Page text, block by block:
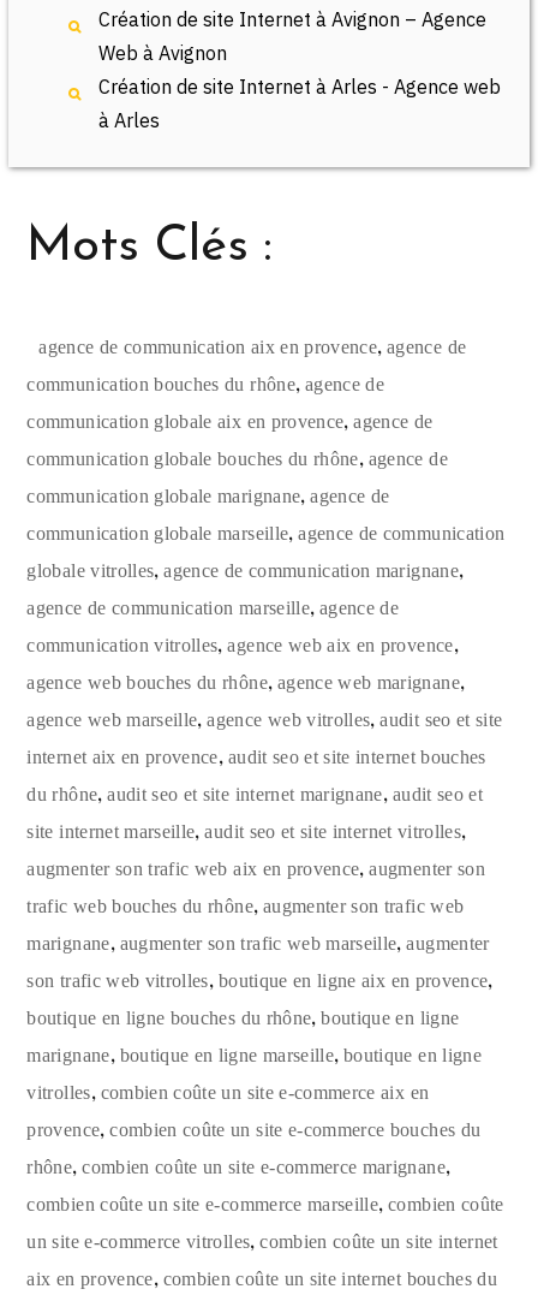
Création de site Internet à Avignon – Agence
Web à Avignon
Création de site Internet à Arles - Agence web
à Arles
Mots Clés :
agence de communication aix en provence,agence de
communication bouches du rhône, agence de
communication globale aix en provence,agence de
communication globale bouches du rhône, agence de
communication globale marignane,agence de
communication globale marseille,agence de communication
globale vitrolles,agence de communication marignane,
agence de communication marseille, agence de
communication vitrolles,agence web aix en provence,
agence web bouches du rhône, agence web marignane,
agence web marseille,agence web vitrolles,audit seo et site
internet aix en provence, audit seo et site internet bouches
du rhône,audit seo et site internet marignane, audit seo et
site internet marseille,audit seo et site internet vitrolles,
augmenter son trafic web aix en provence,augmenter son
trafic web bouches du rhône, augmenter son trafic web
marignane, augmenter son trafic web marseille,augmenter
son trafic web vitrolles, boutique en ligne aix en provence,
boutique en ligne bouches du rhône,boutique en ligne
marignane, boutique en ligne marseille,boutique en ligne
vitrolles, combien coûte un site e-commerce aix en
provence,combien coûte un site e-commerce bouches du
rhône,combien coûte un site e-commerce marignane,
combien coûte un site e-commerce marseille,combien coûte
un site e-commerce vitrolles,combien coûte un site internet
aix en provence, combien coûte un site internet bouches du